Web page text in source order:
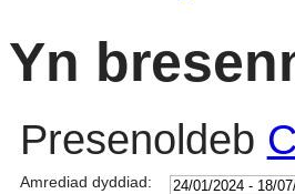
Yn
Presenoldeb
Amrediad dyddiad: